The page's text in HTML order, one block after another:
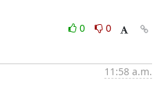
0
0
11:58 a.m.